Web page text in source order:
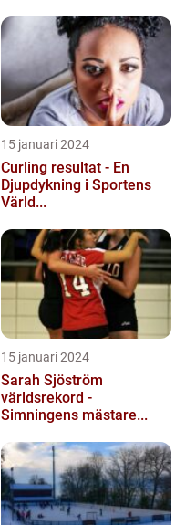
15 januari 2024
Curling resultat - En
Djupdykning i Sportens
Värld...
15 januari 2024
Sarah Sjöström
världsrekord -
Simningens mästare...